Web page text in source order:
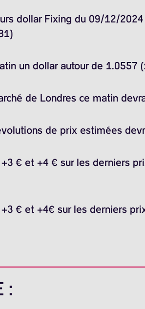
dollar Fixing du 09/12/
un dollar autour de 1.0557
de Londres ce matin
de prix estimées
+3 € et +4 € sur les derniers
+3 € et +4€ sur les derniers
: